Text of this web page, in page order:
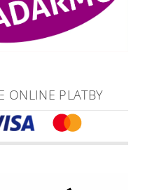
ONLINE PLATBY